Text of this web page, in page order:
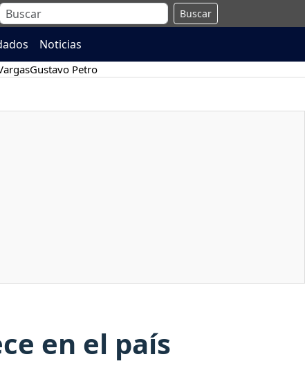
Buscar
Noticias
Gustavo Petro
en el país